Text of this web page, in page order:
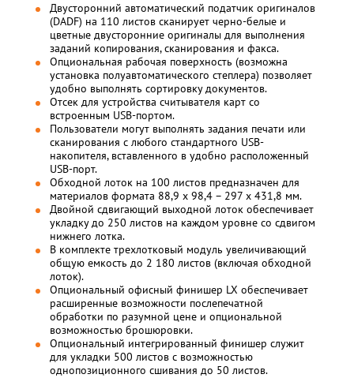
Двусторонний автоматический податчик оригиналов
(DADF) на 110 листов сканирует черно-белые и
цветные двусторонние оригиналы для выполнения
заданий копирования, сканирования и факса.
Опциональная рабочая поверхность (возможна
установка полуавтоматического степлера) позволяет
удобно выполнять сортировку документов.
Отсек для устройства считывателя карт со
встроенным USB-портом.
Пользователи могут выполнять задания печати или
сканирования с любого стандартного USB-
накопителя, вставленного в удобно расположенный
USB-порт.
Обходной лоток на 100 листов предназначен для
материалов формата 88,9 x 98,4 – 297 x 431,8 мм.
Двойной сдвигающий выходной лоток обеспечивает
укладку до 250 листов на каждом уровне со сдвигом
нижнего лотка.
В комплекте трехлотковый модуль увеличивающий
общую емкость до 2 180 листов (включая обходной
лоток).
Опциональный офисный финишер LX обеспечивает
расширенные возможности послепечатной
обработки по разумной цене и опциональной
возможностью брошюровки.
Опциональный интегрированный финишер служит
для укладки 500 листов с возможностью
однопозиционного сшивания до 50 листов.